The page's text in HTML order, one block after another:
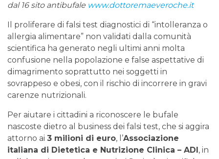
dal 16 sito antibufale www.dottoremaeveroche.it
Il proliferare di falsi test diagnostici di “intolleranza o
allergia alimentare” non validati dalla comunità
scientifica ha generato negli ultimi anni molta
confusione nella popolazione e false aspettative di
dimagrimento soprattutto nei soggetti in
sovrappeso e obesi, con il rischio di incorrere in gravi
carenze nutrizionali.
Per aiutare i cittadini a riconoscere le bufale
nascoste dietro al business dei falsi test, che si aggira
attorno ai 3 milioni di euro, l’Associazione
italiana di Dietetica e Nutrizione Clinica – ADI, in